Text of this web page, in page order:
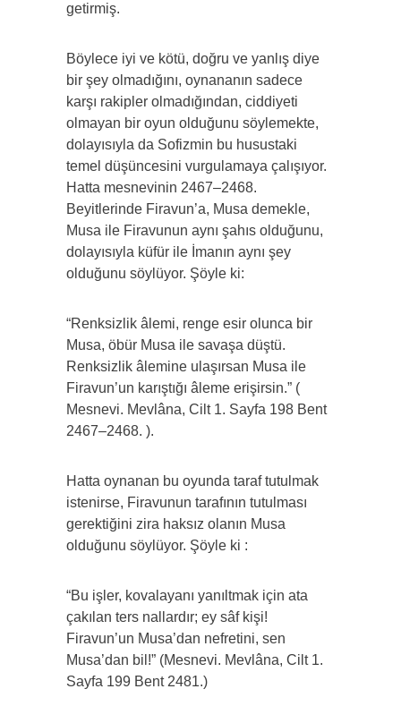
getirmiş.
Böylece iyi ve kötü, doğru ve yanlış diye
bir şey olmadığını, oynananın sadece
karşı rakipler olmadığından, ciddiyeti
olmayan bir oyun olduğunu söylemekte,
dolayısıyla da Sofizmin bu husustaki
temel düşüncesini vurgulamaya çalışıyor.
Hatta mesnevinin 2467–2468.
Beyitlerinde Firavun’a, Musa demekle,
Musa ile Firavunun aynı şahıs olduğunu,
dolayısıyla küfür ile İmanın aynı şey
olduğunu söylüyor. Şöyle ki:
“Renksizlik âlemi, renge esir olunca bir
Musa, öbür Musa ile savaşa düştü.
Renksizlik âlemine ulaşırsan Musa ile
Firavun’un karıştığı âleme erişirsin.” (
Mesnevi. Mevlâna, Cilt 1. Sayfa 198 Bent
2467–2468. ).
Hatta oynanan bu oyunda taraf tutulmak
istenirse, Firavunun tarafının tutulması
gerektiğini zira haksız olanın Musa
olduğunu söylüyor. Şöyle ki :
“Bu işler, kovalayanı yanıltmak için ata
çakılan ters nallardır; ey sâf kişi!
Firavun’un Musa’dan nefretini, sen
Musa’dan bil!” (Mesnevi. Mevlâna, Cilt 1.
Sayfa 199 Bent 2481.)